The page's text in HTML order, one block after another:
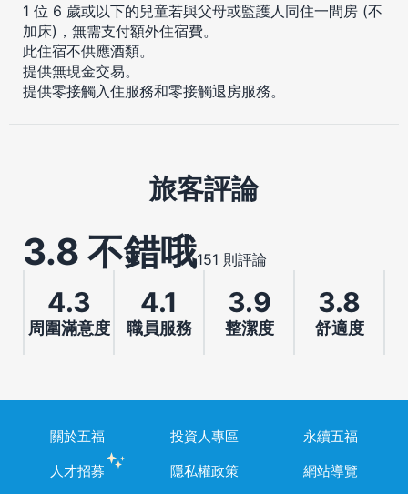
1 位 6 歲或以下的兒童若與父母或監護人同住一間房 (不
加床)，無需支付額外住宿費。
此住宿不供應酒類。
提供無現金交易。
提供零接觸入住服務和零接觸退房服務。
旅客評論
3.8 不錯哦151 則評論
4.3
周圍滿意度
4.1
職員服務
3.9
整潔度
3.8
舒適度
關於五福 投資人專區
永續五福
人才招募
隱私權政策 網站導覽